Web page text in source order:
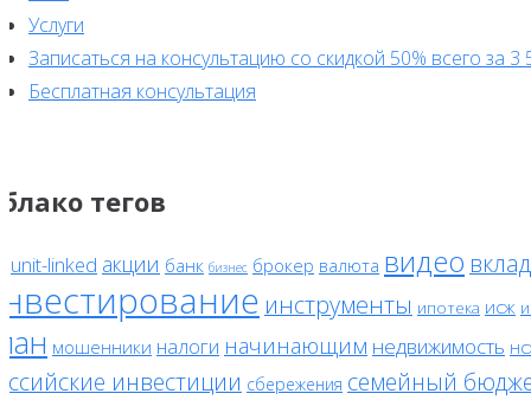
Услуги
Записаться на консультацию со скидкой 50% всего за 3
Бесплатная консультация
тегов
unit-linked акции банк бизнес брокер валюта видео вклад
инструменты ипотека исж
мошенники налоги начинающим недвижимость
инвестиции сбережения семейный